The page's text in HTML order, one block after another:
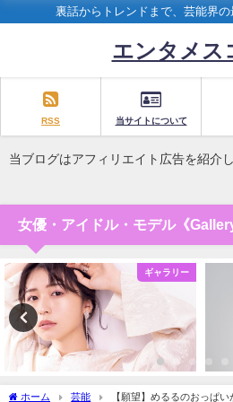
裏話からトレンドまで、芸能界の
エンタメス
RSS 当サイトについて
当ブログはアフィリエイト広告を紹介
女優・アイドル・モデル《Gallery
ギャラリー
ホーム 芸能 【願望】めるるのおっぱ